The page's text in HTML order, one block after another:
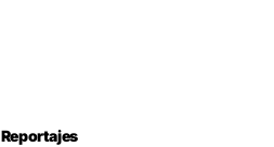
Reportajes